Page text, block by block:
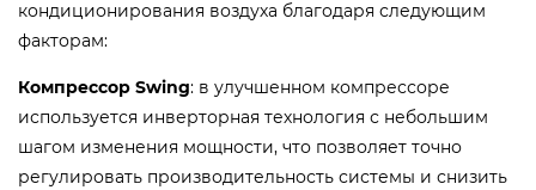
кондиционирования воздуха благодаря следующим
факторам:
Компрессор Swing: в улучшенном компрессоре
используется инверторная технология с небольшим
шагом изменения мощности, что позволяет точно
регулировать производительность системы и снизить